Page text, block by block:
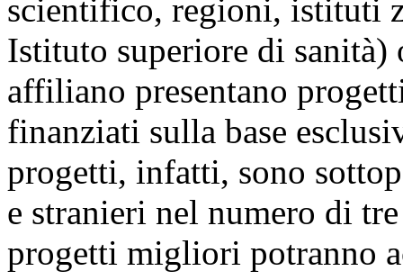
scientifico, regioni, istituti
Istituto superiore di
affiliano presentano
finanziati sulla base
progetti, infatti, sono
e stranieri nel numero di
progetti migliori potranno